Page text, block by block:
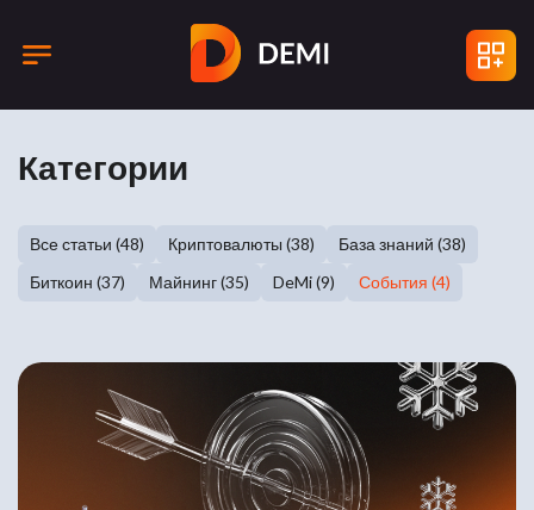
Категории
Все статьи (48) Криптовалюты (38)
База знаний (38)
Биткоин (37)
Майнинг (35) DeMi (9) События (4)